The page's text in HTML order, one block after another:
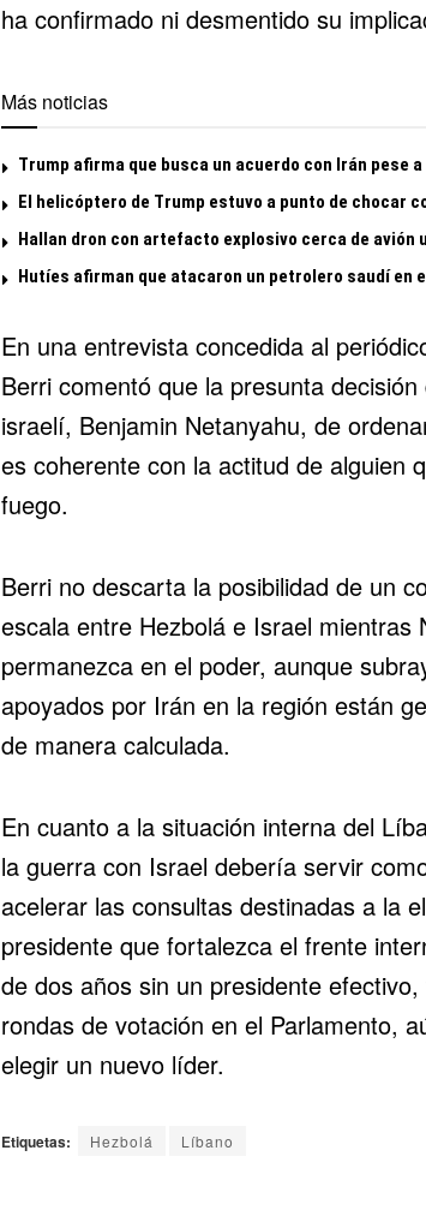
ha confirmado ni desmentido su
Más noticias
Trump afirma que busca un acuerdo con Irán pese
El helicóptero de Trump estuvo a punto de chocar
Hallan dron con artefacto explosivo cerca de avión
Hutíes afirman que atacaron un petrolero saudí en
En una entrevista concedida al
Berri comentó que la presunta
israelí, Benjamin Netanyahu, de
es coherente con la actitud de alguien
fuego.
Berri no descarta la posibilidad de un
escala entre Hezbolá e Israel mientras
permanezca en el poder, aunque
apoyados por Irán en la región están
de manera calculada.
En cuanto a la situación interna del
la guerra con Israel debería servir
acelerar las consultas destinadas a la
presidente que fortalezca el frente
de dos años sin un presidente
rondas de votación en el Parlamento,
elegir un nuevo líder.
Etiquetas: Hezbolá Líbano